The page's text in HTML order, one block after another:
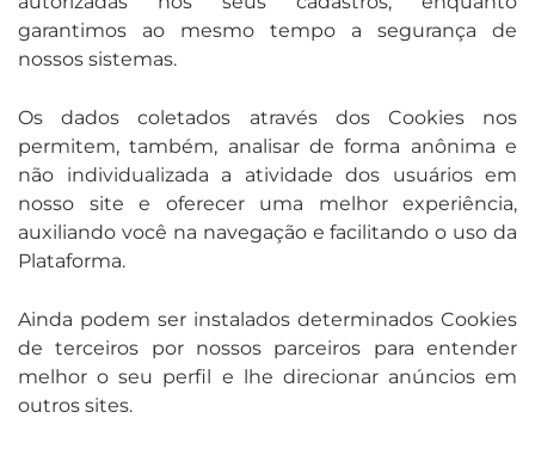
garantimos ao mesmo tempo a segurança de
nossos sistemas.
Os dados coletados através dos Cookies nos
permitem, também, analisar de forma anônima e
não individualizada a atividade dos usuários em
nosso site e oferecer uma melhor experiência,
auxiliando você na navegação e facilitando o uso da
Plataforma.
Ainda podem ser instalados determinados Cookies
de terceiros por nossos parceiros para entender
melhor o seu perfil e lhe direcionar anúncios em
outros sites.